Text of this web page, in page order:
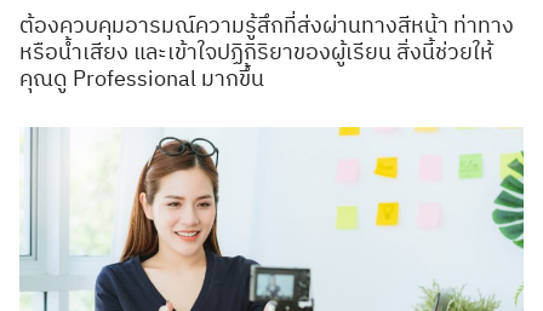
ต้องควบคุมอารมณ์ความรู้สึกที่ส่งผ่านทางสีหน้า ท่าทาง
หรือน้ำเสียง และเข้าใจปฏิกิริยาของผู้เรียน สิ่งนี้ช่วยให้
คุณดู Professional มากขึ้น